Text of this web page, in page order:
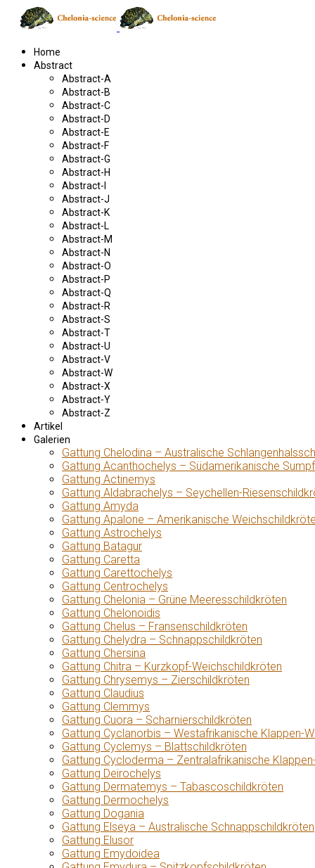
Home
Abstract
Abstract-A
Abstract-B
Abstract-C
Abstract-D
Abstract-E
Abstract-F
Abstract-G
Abstract-H
Abstract-I
Abstract-J
Abstract-K
Abstract-L
Abstract-M
Abstract-N
Abstract-O
Abstract-P
Abstract-Q
Abstract-R
Abstract-S
Abstract-T
Abstract-U
Abstract-V
Abstract-W
Abstract-X
Abstract-Y
Abstract-Z
Artikel
Galerien
Gattung Chelodina – Australische
Gattung Acanthochelys – Südamerikanische
Gattung Actinemys
Gattung Aldabrachelys – Seychellen-
Gattung Amyda
Gattung Apalone – Amerikanische
Gattung Astrochelys
Gattung Batagur
Gattung Caretta
Gattung Carettochelys
Gattung Centrochelys
Gattung Chelonia – Grüne Meeresschildkröten
Gattung Chelonoidis
Gattung Chelus – Fransenschildkröten
Gattung Chelydra – Schnappschildkröten
Gattung Chersina
Gattung Chitra – Kurzkopf-Weichschildkröten
Gattung Chrysemys – Zierschildkröten
Gattung Claudius
Gattung Clemmys
Gattung Cuora – Scharnierschildkröten
Gattung Cyclanorbis – Westafrikanische Klappen-
Gattung Cyclemys – Blattschildkröten
Gattung Cycloderma – Zentralafrikanische
Gattung Deirochelys
Gattung Dermatemys – Tabascoschildkröten
Gattung Dermochelys
Gattung Dogania
Gattung Elseya – Australische Schnappschildkröten
Gattung Elusor
Gattung Emydoidea